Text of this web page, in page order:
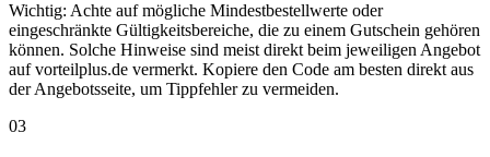
Wichtig: Achte auf mögliche Mindestbestellwerte oder
eingeschränkte Gültigkeitsbereiche, die zu einem Gutschein gehören
können. Solche Hinweise sind meist direkt beim jeweiligen Angebot
auf vorteilplus.de vermerkt. Kopiere den Code am besten direkt aus
der Angebotsseite, um Tippfehler zu vermeiden.
03